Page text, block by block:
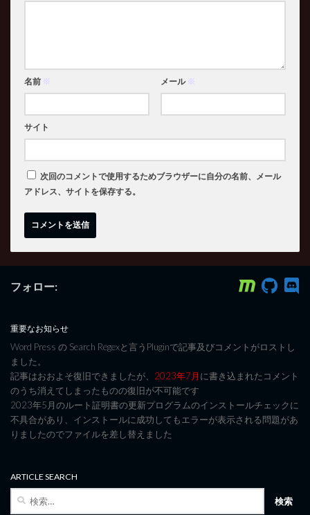
名前 ※ メール ※
サイト
次回のコメントで使用するためブラウザーに自分の名前、メール
アドレス、サイトを保存する。
フォロー:
重要なお知らせ
Word Press の Search Regexと言うPluginで記事及びコメントがロストし
ました。
記事はおおよそ復旧できましたが、 2023年7月に書き込まれたコメント
のうち消えてしまったものの復旧が不可能です
2023年5月のルート証明書の更新プログラムのインストールチェックに
不具合があり、インストールに成功してもエラーが表示される問題があ
りましたのでファイルを差し替えました
ARTICLE SEARCH